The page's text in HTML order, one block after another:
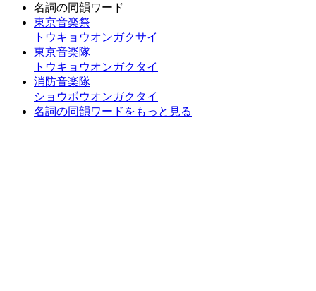
名詞の同韻ワード
東京音楽祭
トウキョウオンガクサイ
東京音楽隊
トウキョウオンガクタイ
消防音楽隊
ショウボウオンガクタイ
名詞の同韻ワードをもっと見る